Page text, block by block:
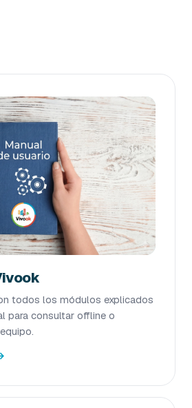
todos los módulos explicados
para consultar offline o